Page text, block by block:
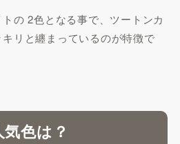
の 2色となる事で、ツートンカ
リと纏まっているのが特徴で
色は？